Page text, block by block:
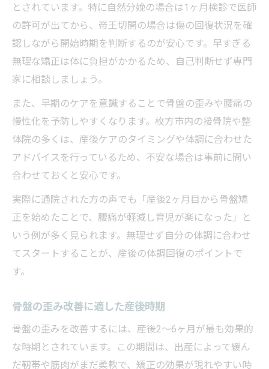
とされています。特に自然分娩の場合は1ヶ月検診で医師
の許可が出てから、帝王切開の場合は傷の回復状況を確
認しながら開始時期を判断するのが安心です。早すぎる
無理な矯正は体に負担がかかるため、自己判断せず専門
家に相談しましょう。
また、早期のケアを意識することで骨盤の歪みや腰痛の
慢性化を予防しやすくなります。枚方市内の接骨院や整
体院の多くは、産後ケアのタイミングや体調に合わせた
アドバイスを行っているため、不安な場合は事前に問い
合わせておくと安心です。
実際に通院された方の声でも「産後2ヶ月目から骨盤矯
正を始めたことで、腰痛が軽減し育児が楽になった」と
いう例が多く見られます。無理せず自分の体調に合わせ
てスタートすることが、産後の体調回復のポイントで
す。
骨盤の歪み改善に適した産後時期
骨盤の歪みを改善するには、産後2〜6ヶ月が最も効果的
な時期とされています。この期間は、出産によって緩ん
だ靭帯や筋肉がまだ柔軟で、矯正の効果が現れやすい時